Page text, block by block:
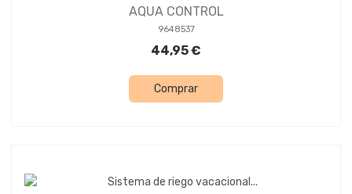
AQUA CONTROL
9648537
44,95 €
Comprar